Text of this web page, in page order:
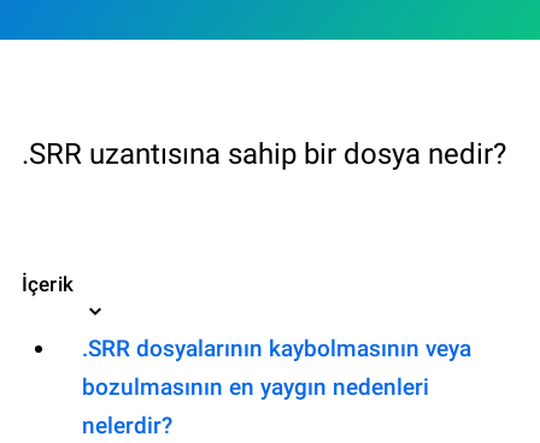
.SRR uzantısına sahip bir dosya nedir?
İçerik
.SRR dosyalarının kaybolmasının veya
bozulmasının en yaygın nedenleri
nelerdir?